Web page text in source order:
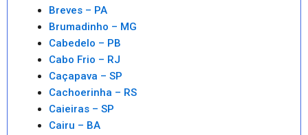
Breves – PA
Brumadinho – MG
Cabedelo – PB
Cabo Frio – RJ
Caçapava – SP
Cachoerinha – RS
Caieiras – SP
Cairu – BA